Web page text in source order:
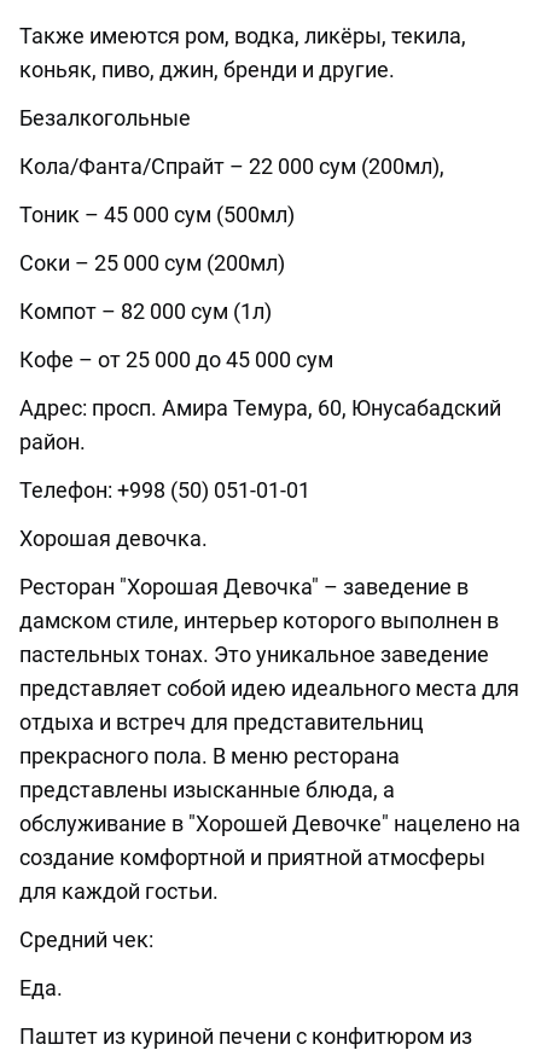
Также имеются ром, водка, ликёры, текила,
коньяк, пиво, джин, бренди и другие.
Безалкогольные
Кола/Фанта/Спрайт – 22 000 сум (200мл),
Тоник – 45 000 сум (500мл)
Соки – 25 000 сум (200мл)
Компот – 82 000 сум (1л)
Кофе – от 25 000 до 45 000 сум
Адрес: просп. Амира Темура, 60, Юнусабадский
район.
Телефон: +998 (50) 051-01-01
Хорошая девочка.
Ресторан "Хорошая Девочка" – заведение в
дамском стиле, интерьер которого выполнен в
пастельных тонах. Это уникальное заведение
представляет собой идею идеального места для
отдыха и встреч для представительниц
прекрасного пола. В меню ресторана
представлены изысканные блюда, а
обслуживание в "Хорошей Девочке" нацелено на
создание комфортной и приятной атмосферы
для каждой гостьи.
Средний чек:
Еда.
Паштет из куриной печени с конфитюром из